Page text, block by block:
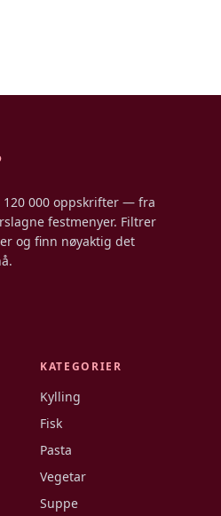
120 000 oppskrifter — fra
festmenyer. Filtrer
og finn nøyaktig det
KATEGORIER
Kylling
Fisk
Pasta
Vegetar
Suppe